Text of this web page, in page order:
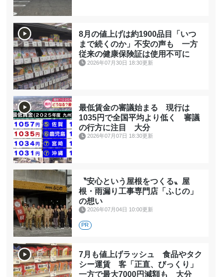
8月の値上げは約1900品目「いつ
まで続くのか」不安の声も 一方
従来の健康保険証は使用不可に
2026年07月30日 18:30更新
最低賃金の審議始まる 現行は
1035円で全国平均より低く 審議
の行方に注目 大分
2026年07月07日 18:30更新
〝安心という屋根をつくる〟屋
根・雨漏り工事専門店「ふじの」
の想い
2026年07月04日 10:00更新
PR
7月も値上げラッシュ 食品やタク
シー運賃 客「正直、びっくり」
一方で最大7000円減額も 大分